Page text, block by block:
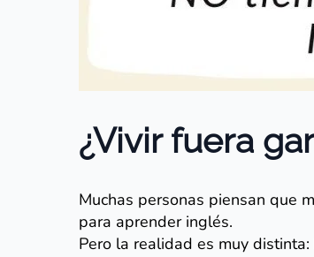
¿Vivir fuera
Muchas personas piensan que
para aprender inglés.
Pero la realidad es muy